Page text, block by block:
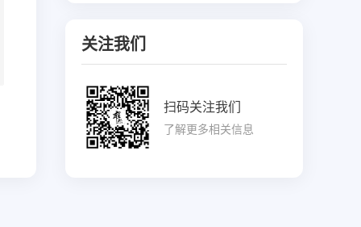
关注我们
扫码关注我们
了解更多相关信息